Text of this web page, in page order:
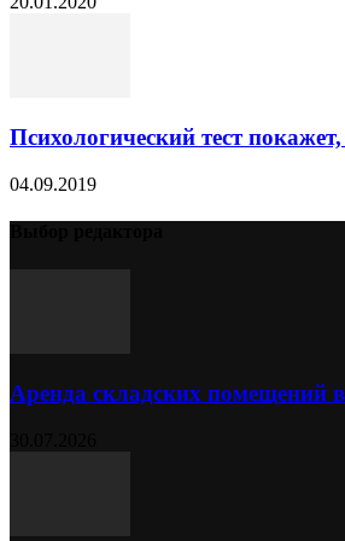
Психологический тест
04.09.2019
Аренда складских помещений